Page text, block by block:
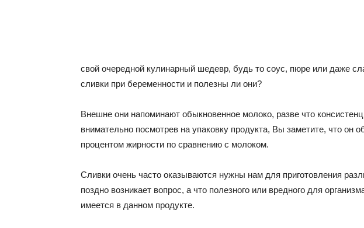
свой очередной кулинарный шедевр, будь то соус, пюре или даже
сливки при беременности и полезны ли они?
Внешне они напоминают обыкновенное молоко, разве что
внимательно посмотрев на упаковку продукта, Вы заметите, что он
процентом жирности по сравнению с молоком.
Сливки очень часто оказываются нужны нам для приготовления
поздно возникает вопрос, а что полезного или вредного для
имеется в данном продукте.